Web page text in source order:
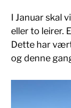
I Januar skal
eller to leirer.
Dette har
og denne